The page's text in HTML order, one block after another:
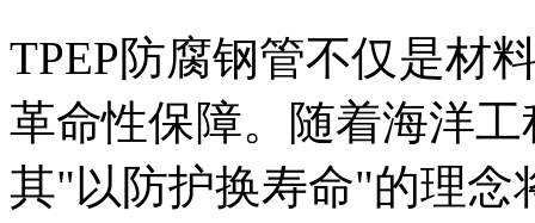
TPEP防腐钢管不仅是材
革命性保障。随着海洋
其"以防护换寿命"的理念